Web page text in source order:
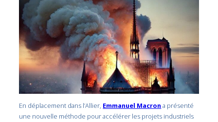
En déplacement dans l’Allier, Emmanuel Macron a présenté
une nouvelle méthode pour accélérer les projets industriels